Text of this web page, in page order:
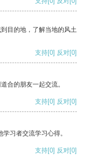
目的地，了解当地的风土
支持[0] 反对[0]
合的朋友一起交流。
支持[0] 反对[0]
习者交流学习心得。
支持[0] 反对[0]